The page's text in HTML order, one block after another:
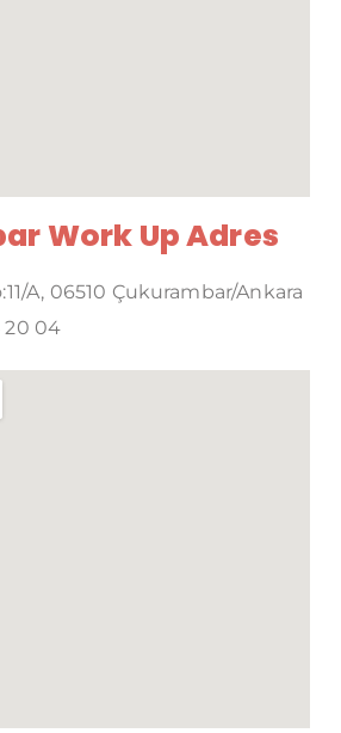
Work Up Adres
A, 06510 Çukurambar/Ankara
20 04